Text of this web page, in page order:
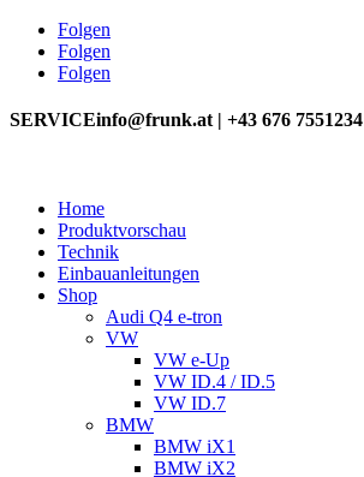
Folgen
Folgen
Folgen
SERVICEinfo@frunk.at | +43 676 7551234
Home
Produktvorschau
Technik
Einbauanleitungen
Shop
Audi Q4 e-tron
VW
VW e-Up
VW ID.4 / ID.5
VW ID.7
BMW
BMW iX1
BMW iX2